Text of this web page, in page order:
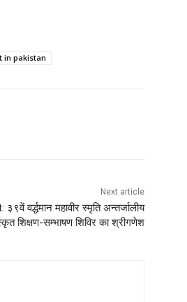
in pakistan
Next article
वर्द्धमान महावीर स्मृति अन्तर्जालीय
शिक्षण-सम्भाषण शिविर का श्रीगणेश